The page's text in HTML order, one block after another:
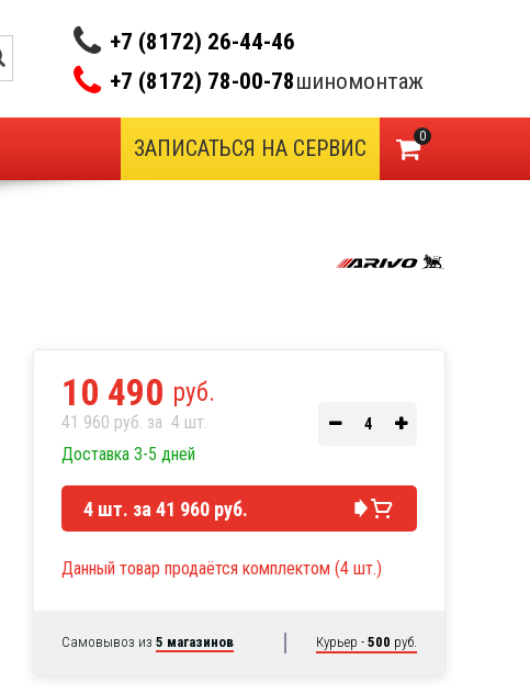
+7 (8172) 26-44-46
+7 (8172) 78-00-78шиномонтаж
0
ЗАПИСАТЬСЯ НА СЕРВИС
10 490 руб.
41 960 руб. за 4 шт.
Доставка 3-5 дней
4 шт. за 41 960 руб.
Данный товар продаётся комплектом (4 шт.)
Самовывоз из 5 магазинов Курьер - 500 руб.